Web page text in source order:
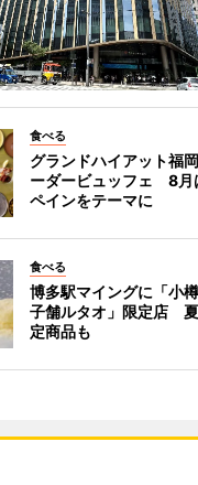
食べる
グランドハイアット福
ーダービュッフェ 8月
ペインをテーマに
食べる
博多駅マイングに「小
子舗ルタオ」限定店
定商品も